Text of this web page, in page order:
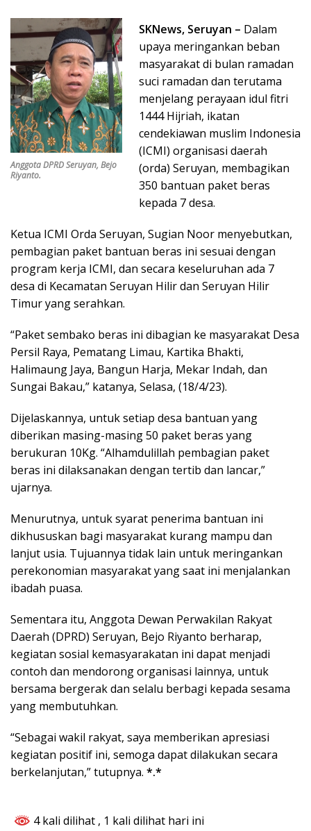
Anggota DPRD Seruyan, Bejo
Riyanto.
SKNews, Seruyan – Dalam
upaya meringankan beban
masyarakat di bulan ramadan
suci ramadan dan terutama
menjelang perayaan idul fitri
1444 Hijriah, ikatan
cendekiawan muslim Indonesia
(ICMI) organisasi daerah
(orda) Seruyan, membagikan
350 bantuan paket beras
kepada 7 desa.
Ketua ICMI Orda Seruyan, Sugian Noor menyebutkan,
pembagian paket bantuan beras ini sesuai dengan
program kerja ICMI, dan secara keseluruhan ada 7
desa di Kecamatan Seruyan Hilir dan Seruyan Hilir
Timur yang serahkan.
“Paket sembako beras ini dibagian ke masyarakat Desa
Persil Raya, Pematang Limau, Kartika Bhakti,
Halimaung Jaya, Bangun Harja, Mekar Indah, dan
Sungai Bakau,” katanya, Selasa, (18/4/23).
Dijelaskannya, untuk setiap desa bantuan yang
diberikan masing-masing 50 paket beras yang
berukuran 10Kg. “Alhamdulillah pembagian paket
beras ini dilaksanakan dengan tertib dan lancar,”
ujarnya.
Menurutnya, untuk syarat penerima bantuan ini
dikhususkan bagi masyarakat kurang mampu dan
lanjut usia. Tujuannya tidak lain untuk meringankan
perekonomian masyarakat yang saat ini menjalankan
ibadah puasa.
Sementara itu, Anggota Dewan Perwakilan Rakyat
Daerah (DPRD) Seruyan, Bejo Riyanto berharap,
kegiatan sosial kemasyarakatan ini dapat menjadi
contoh dan mendorong organisasi lainnya, untuk
bersama bergerak dan selalu berbagi kepada sesama
yang membutuhkan.
“Sebagai wakil rakyat, saya memberikan apresiasi
kegiatan positif ini, semoga dapat dilakukan secara
berkelanjutan,” tutupnya. *.*
4 kali dilihat , 1 kali dilihat hari ini